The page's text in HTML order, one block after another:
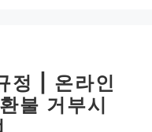
정 | 온라인
불 거부시